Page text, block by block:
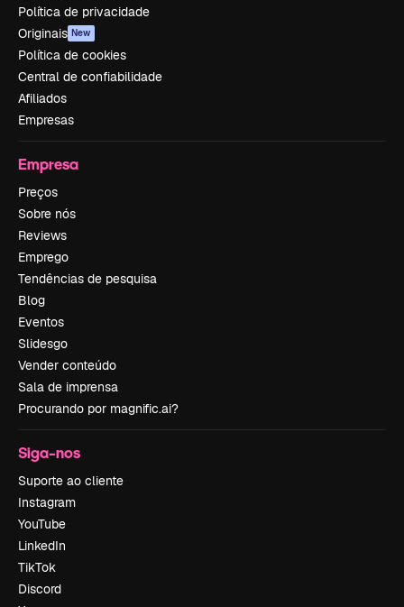
Política de privacidade
Originais New
Política de cookies
Central de confiabilidade
Afiliados
Empresas
Empresa
Preços
Sobre nós
Reviews
Emprego
Tendências de pesquisa
Blog
Eventos
Slidesgo
Vender conteúdo
Sala de imprensa
Procurando por magnific.ai?
Siga-nos
Suporte ao cliente
Instagram
YouTube
LinkedIn
TikTok
Discord